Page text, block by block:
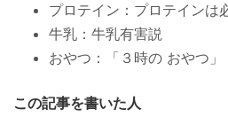
プロテイン： プロテインは
牛乳： 牛乳有害説
おやつ：
「３時の おやつ
この記事を書いた人